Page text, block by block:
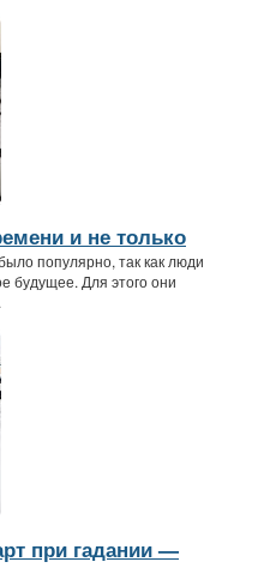
и не только
популярно, так как люди
будущее. Для этого они
при гадании —